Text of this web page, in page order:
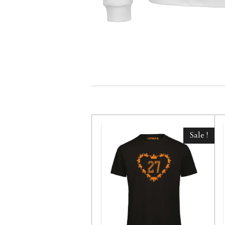
Sale !